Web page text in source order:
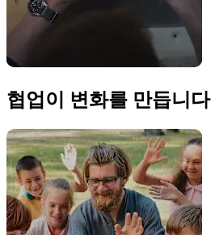
협업이 변화를 만듭니다